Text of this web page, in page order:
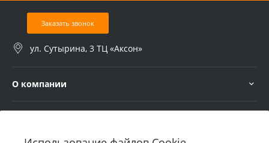
Заказать звонок
ул. Сутырина, 3 ТЦ «Аксон»
О компании